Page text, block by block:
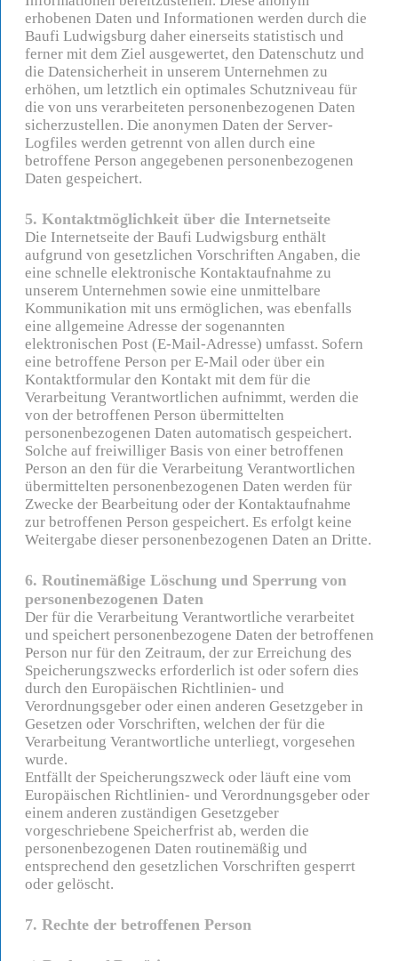
erhobenen Daten und Informationen werden durch die
Baufi Ludwigsburg daher einerseits statistisch und
ferner mit dem Ziel ausgewertet, den Datenschutz und
die Datensicherheit in unserem Unternehmen zu
erhöhen, um letztlich ein optimales Schutzniveau für
die von uns verarbeiteten personenbezogenen Daten
sicherzustellen. Die anonymen Daten der Server-
Logfiles werden getrennt von allen durch eine
betroffene Person angegebenen personenbezogenen
Daten gespeichert.
5. Kontaktmöglichkeit über die Internetseite
Die Internetseite der Baufi Ludwigsburg enthält
aufgrund von gesetzlichen Vorschriften Angaben, die
eine schnelle elektronische Kontaktaufnahme zu
unserem Unternehmen sowie eine unmittelbare
Kommunikation mit uns ermöglichen, was ebenfalls
eine allgemeine Adresse der sogenannten
elektronischen Post (E-Mail-Adresse) umfasst. Sofern
eine betroffene Person per E-Mail oder über ein
Kontaktformular den Kontakt mit dem für die
Verarbeitung Verantwortlichen aufnimmt, werden die
von der betroffenen Person übermittelten
personenbezogenen Daten automatisch gespeichert.
Solche auf freiwilliger Basis von einer betroffenen
Person an den für die Verarbeitung Verantwortlichen
übermittelten personenbezogenen Daten werden für
Zwecke der Bearbeitung oder der Kontaktaufnahme
zur betroffenen Person gespeichert. Es erfolgt keine
Weitergabe dieser personenbezogenen Daten an Dritte.
6. Routinemäßige Löschung und Sperrung von
personenbezogenen Daten
Der für die Verarbeitung Verantwortliche verarbeitet
und speichert personenbezogene Daten der betroffenen
Person nur für den Zeitraum, der zur Erreichung des
Speicherungszwecks erforderlich ist oder sofern dies
durch den Europäischen Richtlinien- und
Verordnungsgeber oder einen anderen Gesetzgeber in
Gesetzen oder Vorschriften, welchen der für die
Verarbeitung Verantwortliche unterliegt, vorgesehen
wurde.
Entfällt der Speicherungszweck oder läuft eine vom
Europäischen Richtlinien- und Verordnungsgeber oder
einem anderen zuständigen Gesetzgeber
vorgeschriebene Speicherfrist ab, werden die
personenbezogenen Daten routinemäßig und
entsprechend den gesetzlichen Vorschriften gesperrt
oder gelöscht.
7. Rechte der betroffenen Person